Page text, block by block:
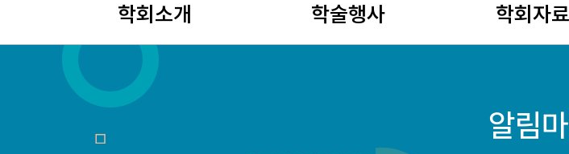
학회소개
설립목적과 연혁
학술행사 학회자
유망여성수학
알림